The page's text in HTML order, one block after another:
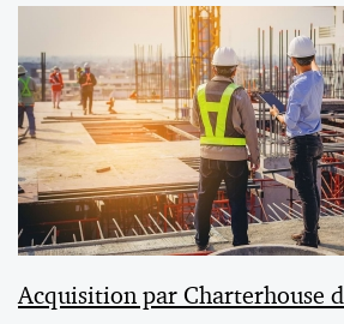
Acquisition par Charterhouse